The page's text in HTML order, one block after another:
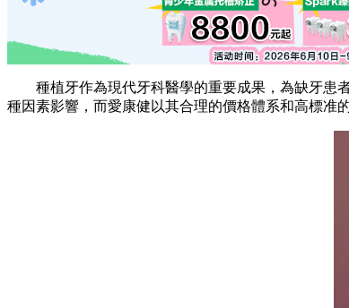
種植牙作為現代牙科醫學的重要成果，為缺牙患者
種因素影響，而愛康健以其合理的價格體系和高標准